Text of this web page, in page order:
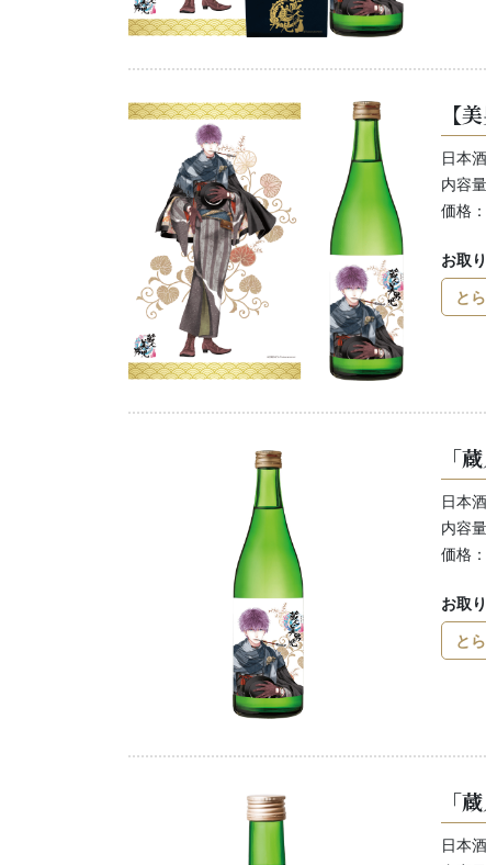
【
日本
内容
価格
お取
と
「
日本
内容
価格
お取
と
「
日本